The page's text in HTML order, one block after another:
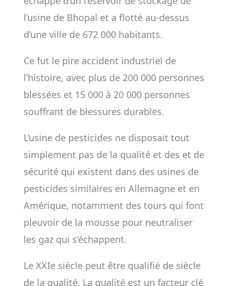
l’usine de Bhopal et a flotté au-dessus
d’une ville de 672 000 habitants.
Ce fut le pire accident industriel de
l’histoire, avec plus de 200 000 personnes
blessées et 15 000 à 20 000 personnes
souffrant de blessures durables.
L’usine de pesticides ne disposait tout
simplement pas de la qualité et des et de
sécurité qui existent dans des usines de
pesticides similaires en Allemagne et en
Amérique, notamment des tours qui font
pleuvoir de la mousse pour neutraliser
les gaz qui s’échappent.
Le XXIe siècle peut être qualifié de siècle
de la qualité. La qualité est un facteur clé